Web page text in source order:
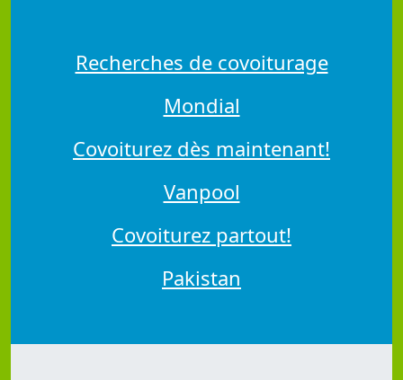
Recherches de covoiturage
Mondial
Covoiturez dès maintenant!
Vanpool
Covoiturez partout!
Pakistan